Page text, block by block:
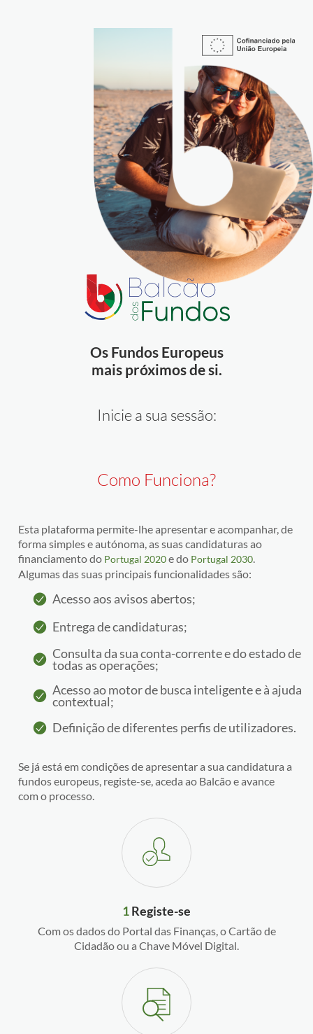
Os Fundos Europeus
mais próximos de si.
Inicie a sua sessão:
Como Funciona?
Esta plataforma permite-lhe apresentar e acompanhar, de
forma simples e autónoma, as suas candidaturas ao
financiamento do Portugal 2020e do Portugal 2030
Algumas das suas principais funcionalidades são:
Acesso aos avisos abertos;
Entrega de candidaturas;
Consulta da sua conta-corrente e do estado de
todas as operações;
Acesso ao motor de busca inteligente e à ajuda
contextual;
Definição de diferentes perfis de utilizadores.
Se já está em condições de apresentar a sua candidatura a
fundos europeus, registe-se, aceda ao Balcão e avance
com o processo.
1Registe-se
Com os dados do Portal das Finanças, o Cartão de
Cidadão ou a Chave Móvel Digital.